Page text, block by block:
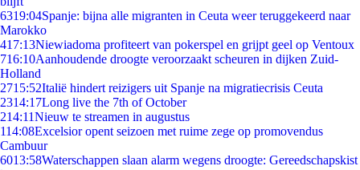
6319:04Spanje: bijna alle migranten in Ceuta weer teruggekeerd naar
Marokko
417:13Niewiadoma profiteert van pokerspel en grijpt geel op Ventoux
716:10Aanhoudende droogte veroorzaakt scheuren in dijken Zuid-
Holland
2715:52Italië hindert reizigers uit Spanje na migratiecrisis Ceuta
2314:17Long live the 7th of October
214:11Nieuw te streamen in augustus
114:08Excelsior opent seizoen met ruime zege op promovendus
Cambuur
6013:58Waterschappen slaan alarm wegens droogte: Gereedschapskist